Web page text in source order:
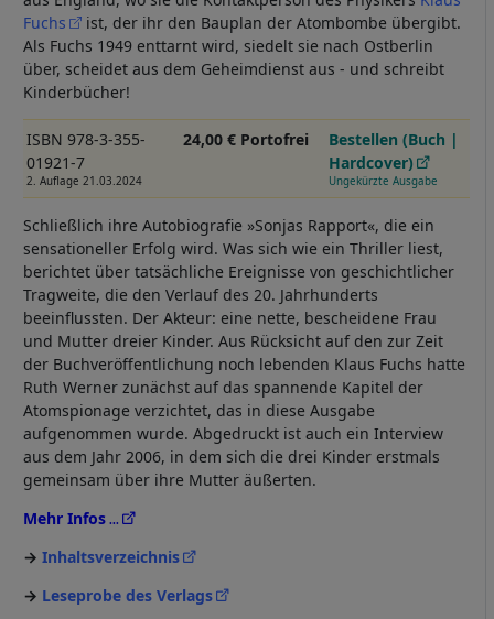
Fuchs
ist, der ihr den Bauplan der Atombombe übergibt.
Als Fuchs 1949 enttarnt wird, siedelt sie nach Ostberlin
über, scheidet aus dem Geheimdienst aus - und schreibt
Kinderbücher!
ISBN 978-3-355-
01921-7
2. Auflage 21.03.2024
24,00 € Portofrei
Bestellen (Buch |
Hardcover)
Ungekürzte Ausgabe
Schließlich ihre Autobiografie »Sonjas Rapport«, die ein
sensationeller Erfolg wird. Was sich wie ein Thriller liest,
berichtet über tatsächliche Ereignisse von geschichtlicher
Tragweite, die den Verlauf des 20. Jahrhunderts
beeinflussten. Der Akteur: eine nette, bescheidene Frau
und Mutter dreier Kinder. Aus Rücksicht auf den zur Zeit
der Buchveröffentlichung noch lebenden Klaus Fuchs hatte
Ruth Werner zunächst auf das spannende Kapitel der
Atomspionage verzichtet, das in diese Ausgabe
aufgenommen wurde. Abgedruckt ist auch ein Interview
aus dem Jahr 2006, in dem sich die drei Kinder erstmals
gemeinsam über ihre Mutter äußerten.
Mehr Infos
Inhaltsverzeichnis
Leseprobe des Verlags